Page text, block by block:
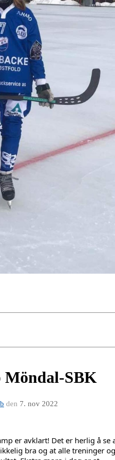
Möndal-SBK
den 7. nov 2022
er avklart! Det er herlig å se
bra og at alle treninger og